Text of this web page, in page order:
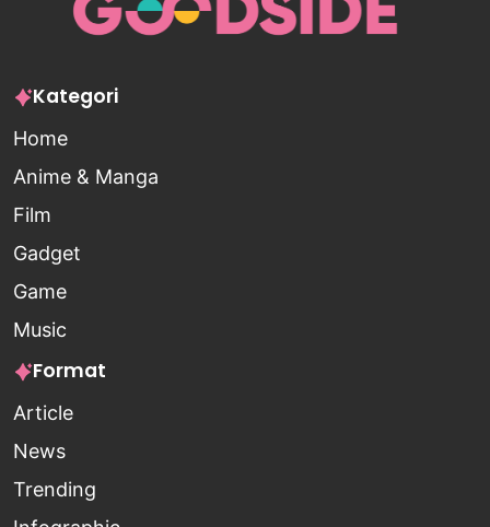
Kategori
Home
Anime & Manga
Film
Gadget
Game
Music
Format
Article
News
Trending